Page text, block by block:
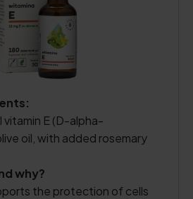
vitamin E (D-alpha-
oil, with added rosemary
why?
the protection of cells